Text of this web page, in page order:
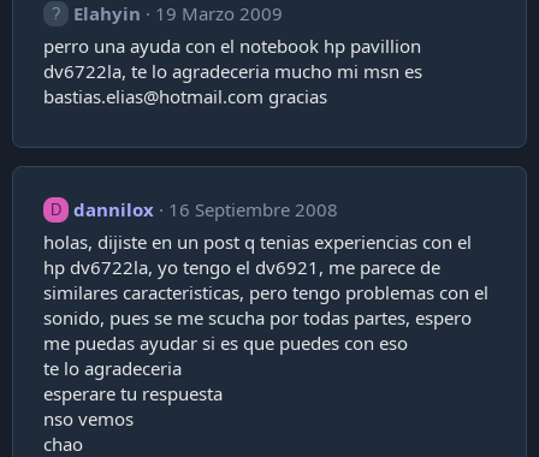
Elahyin
19 Marzo 2009
perro una ayuda con el notebook hp pavillion
dv6722la, te lo agradeceria mucho mi msn es
bastias.elias@hotmail.com gracias
D dannilox
16 Septiembre 2008
holas, dijiste en un post q tenias experiencias con el
hp dv6722la, yo tengo el dv6921, me parece de
similares caracteristicas, pero tengo problemas con el
sonido, pues se me scucha por todas partes, espero
me puedas ayudar si es que puedes con eso
te lo agradeceria
esperare tu respuesta
nso vemos
chao